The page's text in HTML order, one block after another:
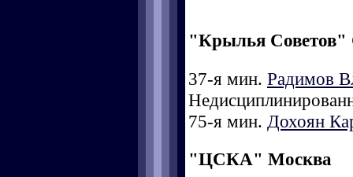
"Крылья Советов"
37-я мин. Радимов
75-я мин. Дохоян
"ЦСКА" Москва